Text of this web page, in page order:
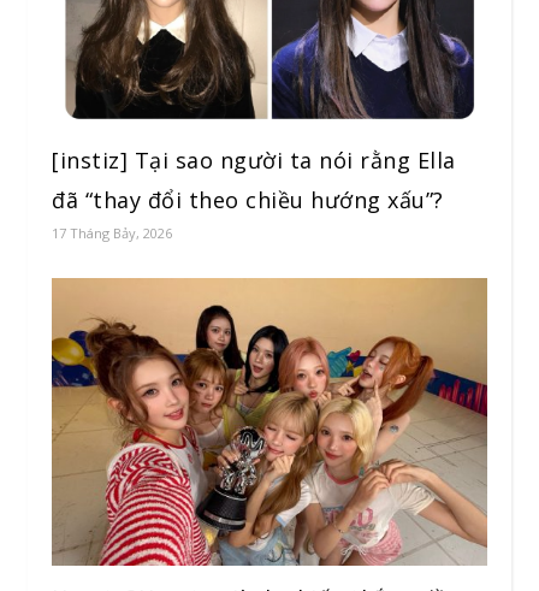
[instiz] Tại sao người ta nói rằng Ella
đã “thay đổi theo chiều hướng xấu”?
17 Tháng Bảy, 2026